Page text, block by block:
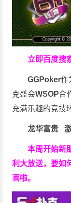
立即百度搜
GGPoker作
克盛会WSOP合
充满乐趣的竞技
龙华富贵 激
本周开始新
利大放送，要如
喜啦。